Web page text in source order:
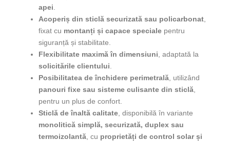
apei
Acoperiș din sticlă securizată sau policarbonat
fixat cu montanți și capace speciale pentru
siguranță și stabilitate.
Flexibilitate maximă în dimensiuni , adaptată la
solicitările clientului
Posibilitatea de închidere perimetrală , utilizând
panouri fixe sau sisteme culisante din sticlă
pentru un plus de confort.
Sticlă de înaltă calitate , disponibilă în variante
monolitică simplă, securizată, duplex sau
termoizolantă , cu proprietăți de control solar și